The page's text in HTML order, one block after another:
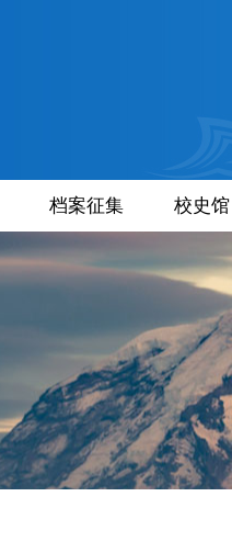
档案征集 校史馆